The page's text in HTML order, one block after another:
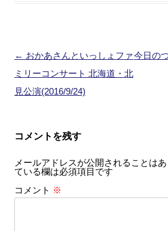
投
稿
ナ
シ
ン
← おかあさんといっしょファ
ミリーコンサート 北海道・北
見公演(2016/9/24)
今日の
コメントを残す
メールアドレスが公開されることはあ
ている欄は必須項目です
コメント ※